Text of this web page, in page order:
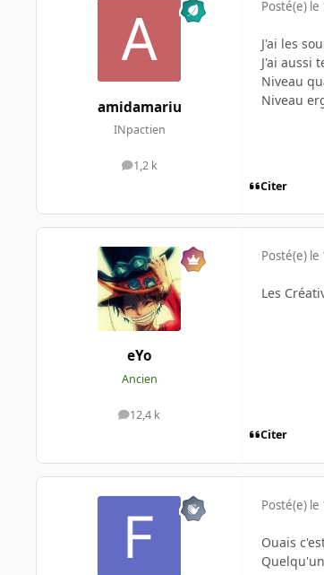
amidamariu
INpactien
1,2 k
messages
Posté(e) le
J'ai les
J'ai aussi
Niveau
Niveau
Citer
eYo
Ancien
12,4 k
messages
Posté(e) le
Les
Citer
Posté(e) le
Ouais